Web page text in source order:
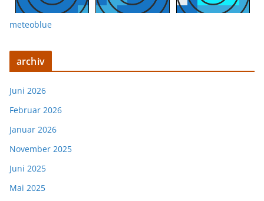
meteoblue
archiv
Juni 2026
Februar 2026
Januar 2026
November 2025
Juni 2025
Mai 2025